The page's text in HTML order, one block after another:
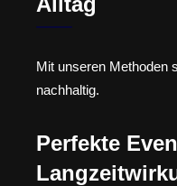
Mit unseren Methoden
nachhaltig.
Perfekte